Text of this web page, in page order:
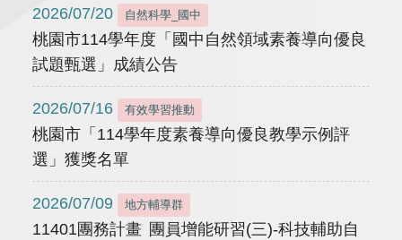
2026/07/20 自然科學_國中
桃園市114學年度「國中自然領域素養導向優良
試題甄選」成績公告
2026/07/16 有效學習推動
桃園市「114學年度素養導向優良教學示例評
選」獲獎名單
2026/07/09 地方輔導群
11401團務計畫 團員增能研習(三)-科技輔助自